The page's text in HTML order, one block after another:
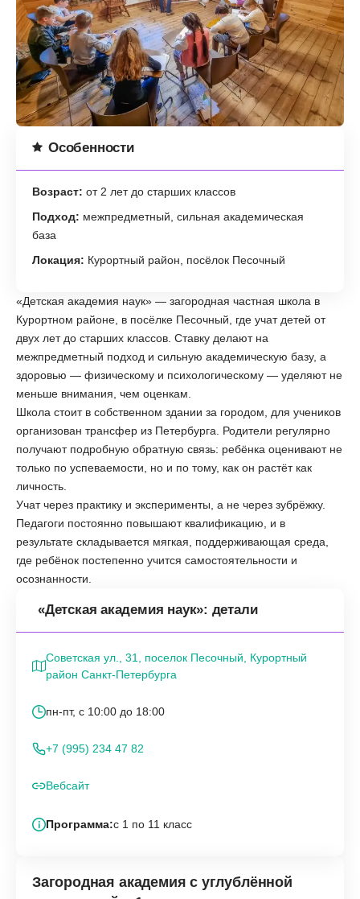
Особенности
Возраст: от 2 лет до старших классов
Подход: межпредметный, сильная академическая
база
Локация: Курортный район, посёлок Песочный
«Детская академия наук» — загородная частная школа в
Курортном районе, в посёлке Песочный, где учат детей от
двух лет до старших классов. Ставку делают на
межпредметный подход и сильную академическую базу, а
здоровью — физическому и психологическому — уделяют не
меньше внимания, чем оценкам.
Школа стоит в собственном здании за городом, для учеников
организован трансфер из Петербурга. Родители регулярно
получают подробную обратную связь: ребёнка оценивают не
только по успеваемости, но и по тому, как он растёт как
личность.
Учат через практику и эксперименты, а не через зубрёжку.
Педагоги постоянно повышают квалификацию, и в
результате складывается мягкая, поддерживающая среда,
где ребёнок постепенно учится самостоятельности и
осознанности.
«Детская академия наук»: детали
Советская ул., 31, поселок Песочный, Курортный
район Санкт-Петербурга
пн-пт, с 10:00 до 18:00
+7 (995) 234 47 82
Вебсайт
Программа:с 1 по 11 класс
Загородная академия с углублённой